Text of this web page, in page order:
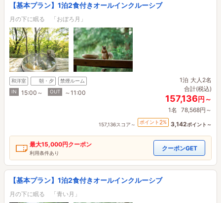
【基本プラン】1泊2食付きオールインクルーシブ
月の下に眠る 「おぼろ月」
和洋室 朝・夕
禁煙ルーム
IN
15:00～ OUT ～11:00
1泊 大人2名
合計(税込)
157,136円～
1名 78,568円～
157,136スコア～ ポイント 2% 3,142ポイント～
最大15,000円クーポン
利用条件あり
クーポンGET
【基本プラン】1泊2食付きオールインクルーシブ
月の下に眠る 「青い月」